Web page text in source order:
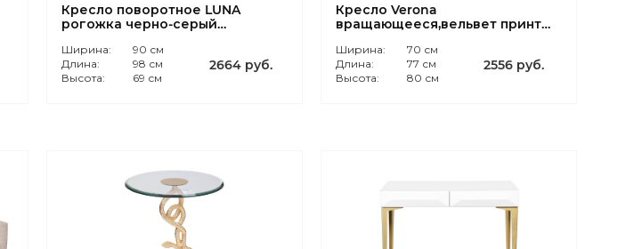
Кресло поворотное LUNA
рогожка черно-серый
Ширина:
90 см
Длина:
98 см
Высота:
69 см
2664 руб.
Кресло Verona
вращающееся,вельвет принт
Ширина:
70 см
Длина:
77 см
Высота:
80 см
2556 руб.